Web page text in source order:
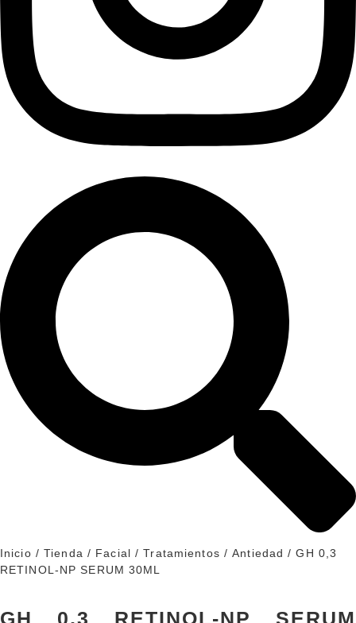
Inicio /Tienda / Facial /Tratamientos /Antiedad / GH 0,3
RETINOL-NP SERUM 30ML
GH 0,3 RETINOL-NP SERUM